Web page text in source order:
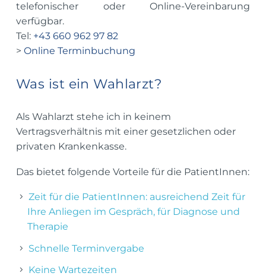
telefonischer oder Online-Vereinbarung
verfügbar.
Tel: +43 660 962 97 82
> Online Terminbuchung
Was ist ein Wahlarzt?
Als Wahlarzt stehe ich in keinem
Vertragsverhältnis mit einer gesetzlichen oder
privaten Krankenkasse.
Das bietet folgende Vorteile für die PatientInnen:
Zeit für die PatientInnen: ausreichend Zeit für
Ihre Anliegen im Gespräch, für Diagnose und
Therapie
Schnelle Terminvergabe
Keine Wartezeiten